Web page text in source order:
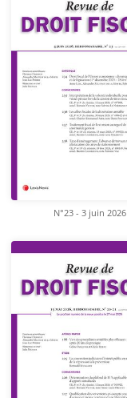
N°23 - 3 juin 2026